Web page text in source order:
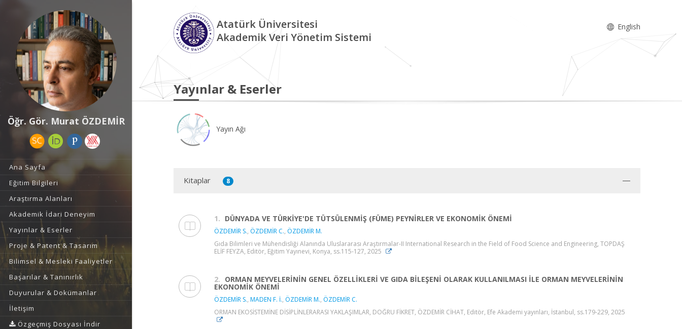
Öğr. Gör. Murat ÖZDEMİR
Ana Sayfa
Eğitim Bilgileri
Araştırma Alanları
Akademik İdari Deneyim
Yayınlar & Eserler
Proje & Patent & Tasarım
Bilimsel & Mesleki Faaliyetler
Başarılar & Tanınırlık
Duyurular & Dokümanlar
İletişim
Özgeçmiş Dosyası İndir
Atatürk Üniversitesi
Akademik Veri Yönetim Sistemi
English
Yayınlar & Eserler
Yayın Ağı
Kitaplar 8
1. DÜNYADA VE TÜRKİYE'DE TÜTSÜLENMİŞ (FÜME) PEYNİRLER VE EKONOMİK ÖNEMİ
ÖZDEMİR S., ÖZDEMİR C., ÖZDEMİR M.
Gıda Bilimleri ve Mühendisliği Alanında Uluslararası Araştırmalar-II International Research in the Field of Food Science and Engineering, TOPDAŞ
ELİF FEYZA, Editör, Eğitim Yayınevi, Konya, ss.115-127, 2025
2. ORMAN MEYVELERİNİN GENEL ÖZELLİKLERİ VE GIDA BİLEŞENİ OLARAK KULLANILMASI İLE ORMAN MEYVELERİNİN
EKONOMİK ÖNEMİ
ÖZDEMİR S., MADEN F. İ., ÖZDEMİR M., ÖZDEMİR C.
ORMAN EKOSİSTEMİNE DİSİPLİNLERARASI YAKLAŞIMLAR, DOĞRU FİKRET, ÖZDEMİR CİHAT, Editör, Efe Akademi yayınları, İstanbul, ss.179-229, 2025